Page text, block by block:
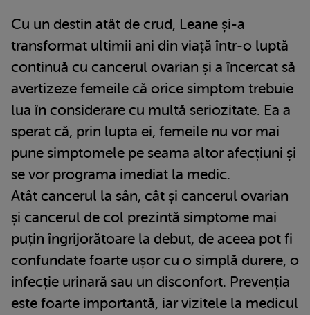
Cu un destin atât de crud, Leane și-a
transformat ultimii ani din viață într-o luptă
continuă cu cancerul ovarian și a încercat să
avertizeze femeile că orice simptom trebuie
lua în considerare cu multă seriozitate. Ea a
sperat că, prin lupta ei, femeile nu vor mai
pune simptomele pe seama altor afecțiuni și
se vor programa imediat la medic.
Atât cancerul la sân, cât și cancerul ovarian
și cancerul de col prezintă simptome mai
puțin îngrijorătoare la debut, de aceea pot fi
confundate foarte ușor cu o simplă durere, o
infecție urinară sau un disconfort. Prevenția
este foarte importantă, iar vizitele la medicul